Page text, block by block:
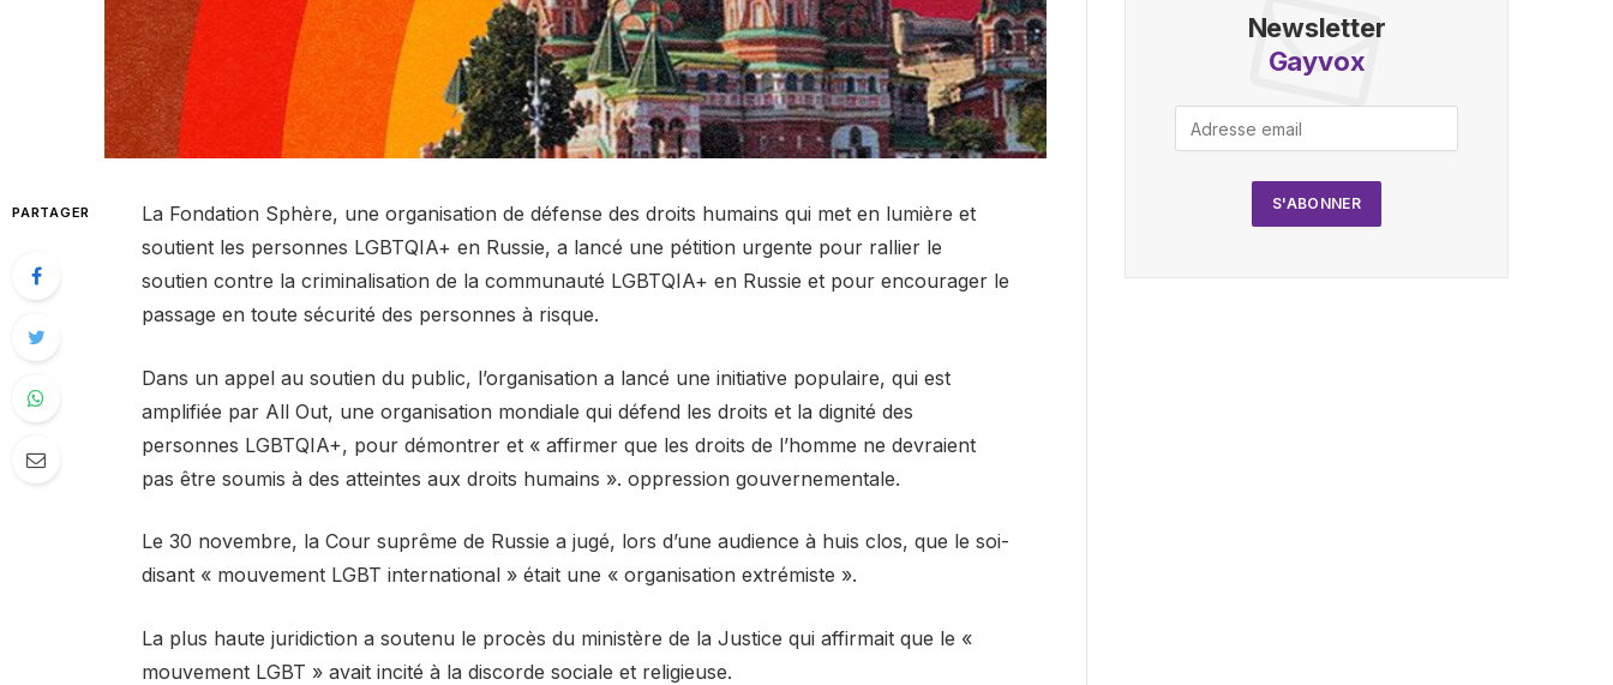
PARTAGER
La Fondation Sphère, une organisation de défense des droits humains qui met en lumière et
soutient les personnes LGBTQIA+ en Russie, a lancé une pétition urgente pour rallier le
soutien contre la criminalisation de la communauté LGBTQIA+ en Russie et pour encourager le
passage en toute sécurité des personnes à risque.
Dans un appel au soutien du public, l’organisation a lancé une initiative populaire, qui est
amplifiée par All Out, une organisation mondiale qui défend les droits et la dignité des
personnes LGBTQIA+, pour démontrer et « affirmer que les droits de l’homme ne devraient
pas être soumis à des atteintes aux droits humains ». oppression gouvernementale.
Le 30 novembre, la Cour suprême de Russie a jugé, lors d’une audience à huis clos, que le soi-
disant « mouvement LGBT international » était une « organisation extrémiste ».
La plus haute juridiction a soutenu le procès du ministère de la Justice qui affirmait que le «
mouvement LGBT » avait incité à la discorde sociale et religieuse.
Newsletter
Gayvox